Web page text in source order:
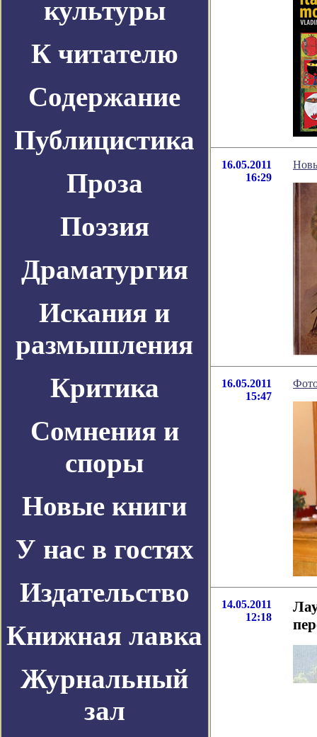
культуры
К читателю
Содержание
Публицистика
Проза
Поэзия
Драматургия
Искания и
размышления
Критика
Сомнения и
споры
Новые книги
У нас в гостях
Издательство
Книжная лавка
Журнальный
зал
16.05.2011
16:29
16.05.2011
15:47
14.05.2011
12:18